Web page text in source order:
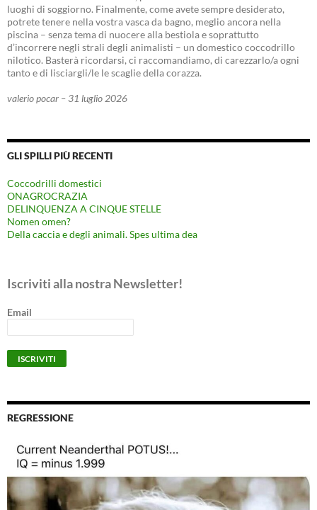
luoghi di soggiorno. Finalmente, come avete sempre desiderato,
potrete tenere nella vostra vasca da bagno, meglio ancora nella
piscina – senza tema di nuocere alla bestiola e soprattutto
d’incorrere negli strali degli animalisti – un domestico coccodrillo
nilotico. Basterà ricordarsi, ci raccomandiamo, di carezzarlo/a ogni
tanto e di lisciargli/le le scaglie della corazza.
valerio pocar – 31 luglio 2026
GLI SPILLI PIÙ RECENTI
Coccodrilli domestici
ONAGROCRAZIA
DELINQUENZA A CINQUE STELLE
Nomen omen?
Della caccia e degli animali. Spes ultima dea
Iscriviti alla nostra Newsletter!
Email
REGRESSIONE